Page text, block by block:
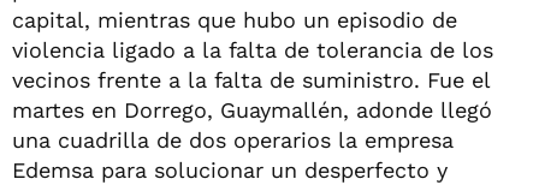
capital, mientras que hubo un episodio de
violencia ligado a la falta de tolerancia de los
vecinos frente a la falta de suministro. Fue el
martes en Dorrego, Guaymallén, adonde llegó
una cuadrilla de dos operarios la empresa
Edemsa para solucionar un desperfecto y